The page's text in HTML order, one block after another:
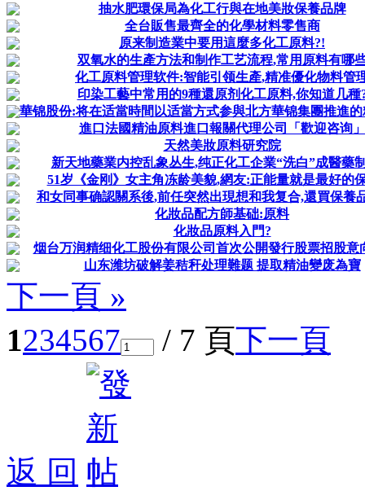
抽水肥環保局為化工行與在地美妝保養品牌
全台販售最齊全的化學材料零售商
原来制造業中要用這麼多化工原料?!
双氧水的生產方法和制作工艺流程,常用原料有哪
化工原料管理软件:智能引领生產,精准優化物料管
印染工藝中常用的9種還原剂化工原料,你知道几種
華锦股份:将在适當時間以适當方式参與北方華锦集團推進
進口法國精油原料進口報關代理公司「歡迎咨询」
天然美妝原料研究院
新天地藥業内控乱象丛生,纯正化工企業“洗白”成醫藥
51岁《金刚》女主角冻龄美貌,網友:正能量就是最好的
和女同事确認關系後,前任突然出現想和我复合,還買保養
化妝品配方師基础:原料
化妝品原料入門?
烟台万润精细化工股份有限公司首次公開發行股票招股意
山东潍坊破解姜秸秆处理難题 提取精油變废為寶
下一頁 »
1234567 / 7 頁下一頁
返 回